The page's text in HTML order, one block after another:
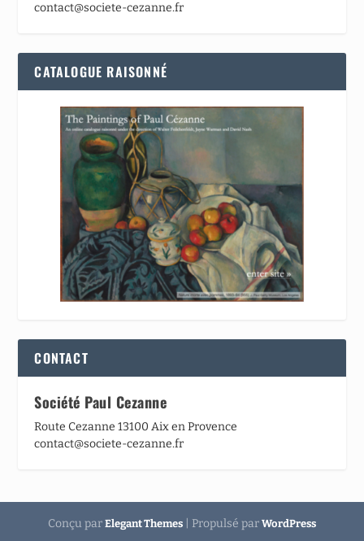
contact@societe-cezanne.fr
CATALOGUE RAISONNÉ
CONTACT
Société Paul Cezanne
Route Cezanne 13100 Aix en Provence
contact@societe-cezanne.fr
Conçu par Elegant Themes | Propulsé par WordPress